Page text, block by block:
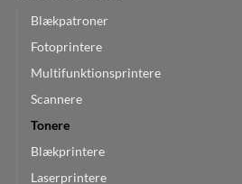
Blækpatroner
Fotoprintere
Multifunktionsprintere
Scannere
Tonere
Blækprintere
Laserprintere